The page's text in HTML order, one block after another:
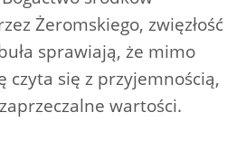
Żeromskiego, zwięzłość
sprawiają, że mimo
czyta się z przyjemnością,
wartości.